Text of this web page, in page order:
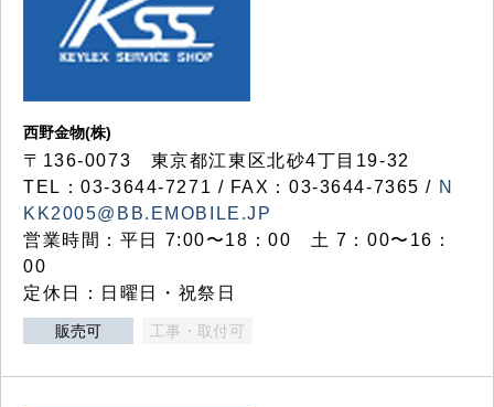
西野金物(株)
〒136-0073 東京都江東区北砂4丁目19-32
TEL：03‐3644‐7271 / FAX：03-3644-7365 / N
KK2005@BB.EMOBILE.JP
営業時間：平日 7:00〜18：00 土 7：00〜16：
00
定休日：日曜日・祝祭日
販売可 工事・取付可